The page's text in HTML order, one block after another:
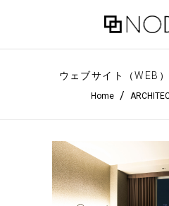
ウェブサイト（WEB
Home /